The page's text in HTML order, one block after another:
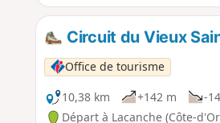
Circuit du Vieux
Office de tourisme
10,38 km
+142 m -
Départ à Lacanche (Côte-